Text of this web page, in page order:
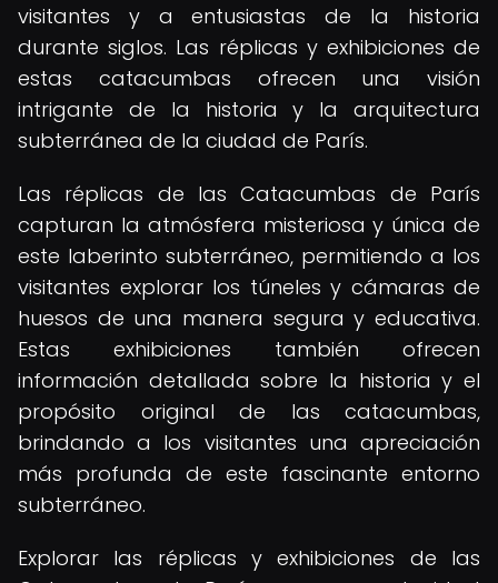
visitantes y a entusiastas de la historia
durante siglos. Las réplicas y exhibiciones de
estas catacumbas ofrecen una visión
intrigante de la historia y la arquitectura
subterránea de la ciudad de París.
Las réplicas de las Catacumbas de París
capturan la atmósfera misteriosa y única de
este laberinto subterráneo, permitiendo a los
visitantes explorar los túneles y cámaras de
huesos de una manera segura y educativa.
Estas exhibiciones también ofrecen
información detallada sobre la historia y el
propósito original de las catacumbas,
brindando a los visitantes una apreciación
más profunda de este fascinante entorno
subterráneo.
Explorar las réplicas y exhibiciones de las